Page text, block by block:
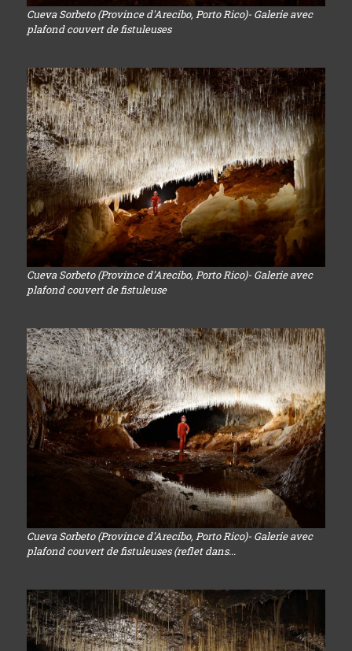
Cueva Sorbeto (Province d'Arecibo, Porto Rico)- Galerie avec
plafond couvert de fistuleuses
Cueva Sorbeto (Province d'Arecibo, Porto Rico)- Galerie avec
plafond couvert de fistuleuse
Cueva Sorbeto (Province d'Arecibo, Porto Rico)- Galerie avec
plafond couvert de fistuleuses (reflet dans...